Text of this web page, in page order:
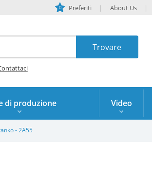
0 Preferiti About Us
di produzione Video
- 2A55